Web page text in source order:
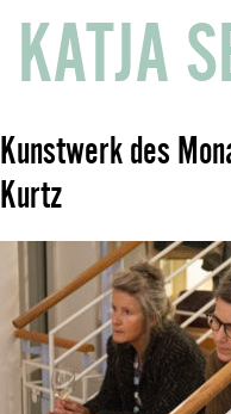
KATJA
Kunstwerk des
Kurtz